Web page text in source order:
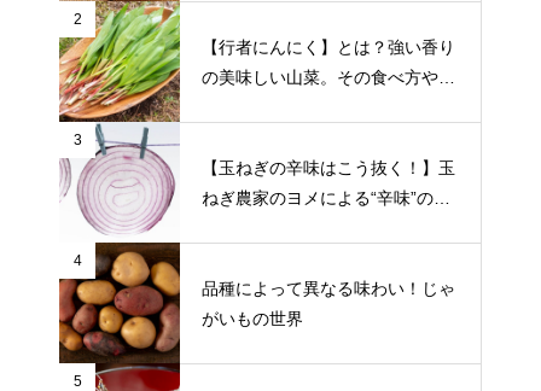
2
【行者にんにく】とは？強い香り
の美味しい山菜。その食べ方や栄
3
【玉ねぎの辛味はこう抜く！】玉
ねぎ農家のヨメによる“辛味”の抜
4
品種によって異なる味わい！じゃ
がいもの世界
5